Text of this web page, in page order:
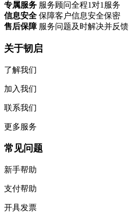
专属服务 服务顾问全程1对1服务
信息安全 保障客户信息安全保密
售后保障 服务问题及时解决并反馈
关于韧启
了解我们
加入我们
联系我们
更多服务
常见问题
新手帮助
支付帮助
开具发票